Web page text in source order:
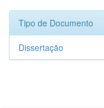
Tipo de Documento
Dissertação